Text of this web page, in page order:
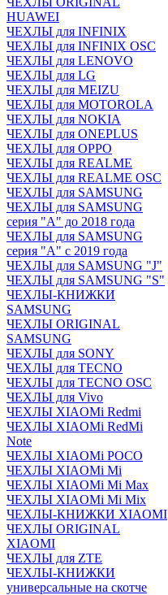
HUAWEI
ЧЕХЛЫ для INFINIX
ЧЕХЛЫ для INFINIX OSC
ЧЕХЛЫ для LENOVO
ЧЕХЛЫ для LG
ЧЕХЛЫ для MEIZU
ЧЕХЛЫ для MOTOROLA
ЧЕХЛЫ для NOKIA
ЧЕХЛЫ для ONEPLUS
ЧЕХЛЫ для OPPO
ЧЕХЛЫ для REALME
ЧЕХЛЫ для REALME OSC
ЧЕХЛЫ для SAMSUNG
ЧЕХЛЫ для SAMSUNG
серия "A" до 2018 года
ЧЕХЛЫ для SAMSUNG
серия "A" с 2019 года
ЧЕХЛЫ для SAMSUNG "J"
ЧЕХЛЫ для SAMSUNG "S"
ЧЕХЛЫ-КНИЖКИ
SAMSUNG
ЧЕХЛЫ ORIGINAL
SAMSUNG
ЧЕХЛЫ для SONY
ЧЕХЛЫ для TECNO
ЧЕХЛЫ для TECNO OSC
ЧЕХЛЫ для Vivo
ЧЕХЛЫ XIAOMi Redmi
ЧЕХЛЫ XIAOMi RedMi
Note
ЧЕХЛЫ XIAOMi POCO
ЧЕХЛЫ XIAOMi Mi
ЧЕХЛЫ XIAOMi Mi Max
ЧЕХЛЫ XIAOMi Mi Mix
ЧЕХЛЫ-КНИЖКИ XIAOMI
ЧЕХЛЫ ORIGINAL
XIAOMI
ЧЕХЛЫ для ZTE
ЧЕХЛЫ-КНИЖКИ
универсальные на скотче